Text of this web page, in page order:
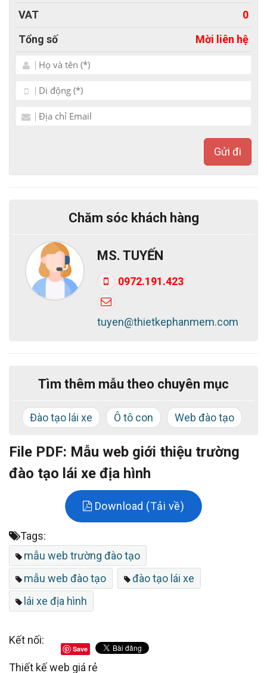
- Thiết kế web Bắc Việt hỗ trợ nhập 20 bài viết sản
phẩm/ Tin tức.
- Hỗ trợ design Banner/ Logo...
- Hỗ trợ kỹ thuật trọn đời qua Zalo, Facebook, Máy
tính - TeamView...
-Tốc độ load như nhanh chóng, chưa tới 2s/trang.
thương trường của mình. Dễ dàng thực hiện các
sản phẩm dich vụ của mình. Với những mẫu bên
dưới, Bắc Việt hy vọng sẽ giúp bạn tìm được những
mẫu ưng ý hoặc có thể nảy ra được ý tưởng cho
VAT
0
Tổng số
Mời liên hệ
Gửi đi
Chăm sóc khách hàng
MS. TUYẾN
0972.191.423
tuyen@thietkephanmem.com
Tìm thêm mẫu theo chuyên mục
Đào tạo lái xe Ô tô con Web đào tạo
File PDF: Mẫu web giới thiệu trường
đào tạo lái xe địa hình
Download (Tải về)
Tags:
mẫu web trường đào tạo
mẫu web đào tạo
đào tạo lái xe
lái xe địa hình
Kết nối:
Save
Thiết kế web giá rẻ